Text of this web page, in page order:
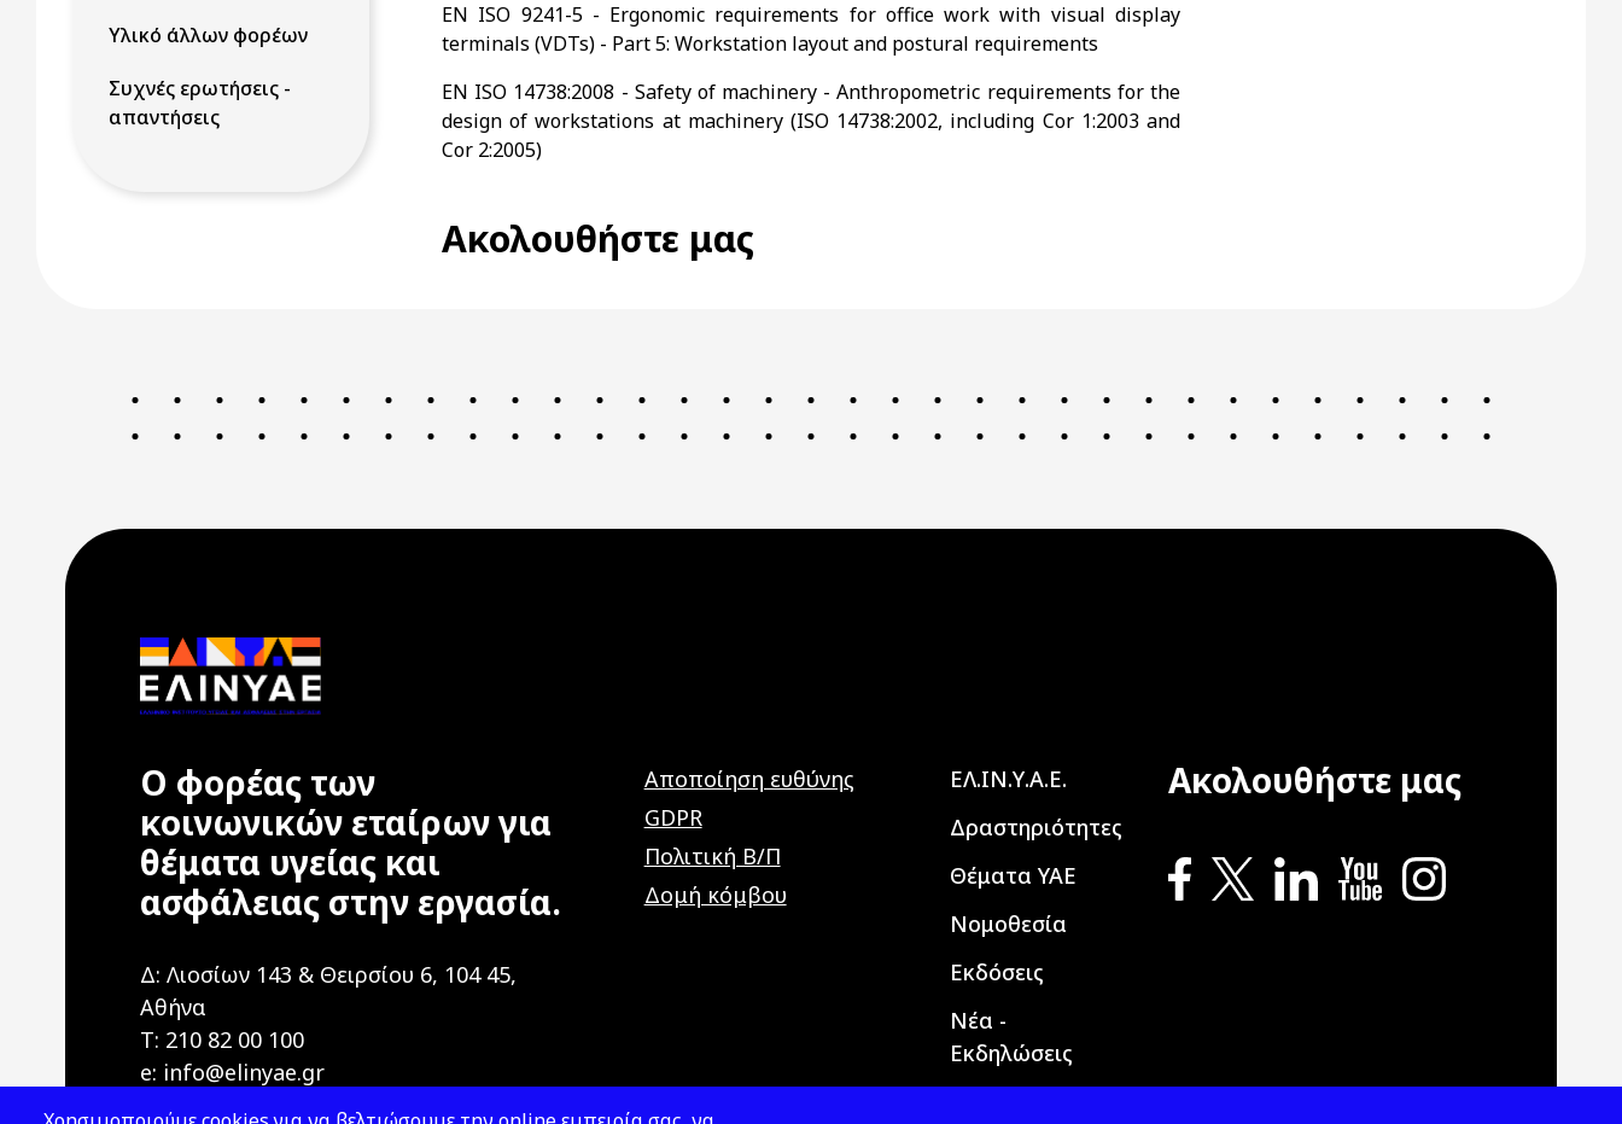
Υλικό άλλων φορέων
Συχνές ερωτήσεις -
απαντήσεις
EN ISO 9241-5 - Ergonomic requirements for office work with visual display
terminals (VDTs) - Part 5: Workstation layout and postural requirements
EN ISO 14738:2008 - Safety of machinery - Anthropometric requirements for the
design of workstations at machinery (ISO 14738:2002, including Cor 1:2003 and
Cor 2:2005)
Ακολουθήστε μας
Ο φορέας των
κοινωνικών εταίρων για
θέματα υγείας και
ασφάλειας στην εργασία.
Δ: Λιοσίων 143 & Θειρσίου 6, 104 45,
Αθήνα
T: 210 82 00 100
e: info@elinyae.gr
Αποποίηση ευθύνης
GDPR
Πολιτική Β/Π
Δομή κόμβου
Main navigation
ΕΛ.ΙΝ.Υ.Α.Ε.
Δραστηριότητες
Θέματα ΥΑΕ
Νομοθεσία
Εκδόσεις
Νέα -
Εκδηλώσεις
Ακολουθήστε μας